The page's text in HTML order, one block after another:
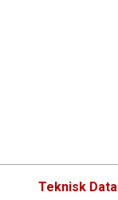
Teknisk Data